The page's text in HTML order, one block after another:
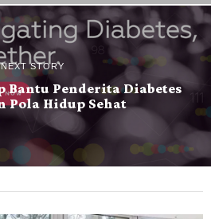
NEXT STORY
Bantu Penderita Diabetes
Pola Hidup Sehat